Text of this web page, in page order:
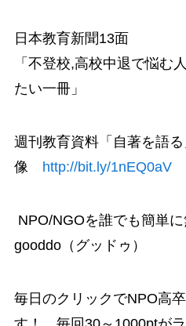
日本教育新聞13面
「不登校,高校中退で悩む
たい一冊」
週刊教育資料「自著を語
像
http://bit.ly/1nEQ0aV
NPO/NGOを誰でも簡単に
gooddo（グッドゥ）
毎日のクリックでNPO高